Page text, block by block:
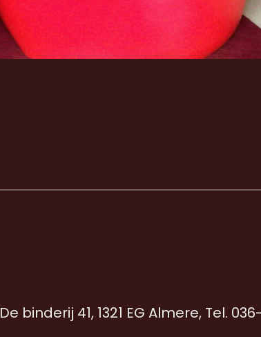
De binderij 41, 1321 EG Almere, Tel.